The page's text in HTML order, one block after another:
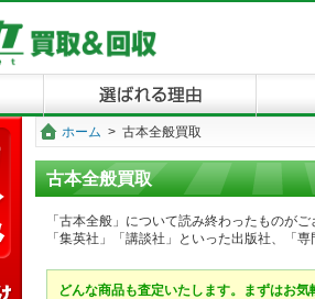
ホーム > 古本全般買取
古本全般買取
「古本全般」について読み終わったものが
「集英社」「講談社」といった出版社、「
どんな商品も査定いたします。まずはお